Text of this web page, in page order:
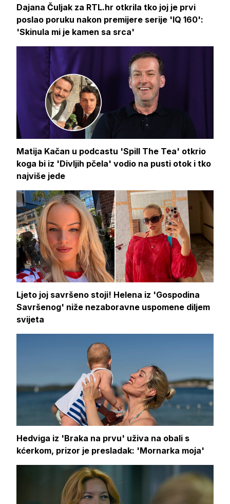
Dajana Čuljak za RTL.hr otkrila tko joj je prvi
poslao poruku nakon premijere serije 'IQ 160':
'Skinula mi je kamen sa srca'
Matija Kačan u podcastu 'Spill The Tea' otkrio
koga bi iz 'Divljih pčela' vodio na pusti otok i tko
najviše jede
Ljeto joj savršeno stoji! Helena iz 'Gospodina
Savršenog' niže nezaboravne uspomene diljem
svijeta
Hedviga iz 'Braka na prvu' uživa na obali s
kćerkom, prizor je presladak: 'Mornarka moja'